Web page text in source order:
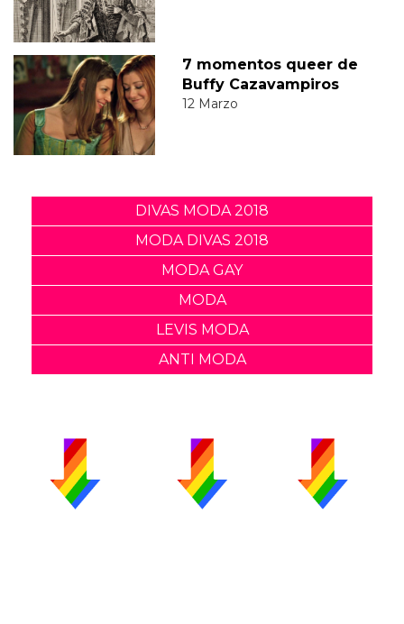
7 momentos queer de
Buffy Cazavampiros
12 Marzo
DIVAS MODA 2018
MODA DIVAS 2018
MODA GAY
MODA
LEVIS MODA
ANTI MODA